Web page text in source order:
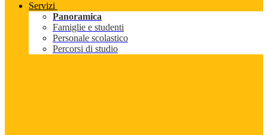
Servizi
Panoramica
Famiglie e studenti
Personale scolastico
Percorsi di studio